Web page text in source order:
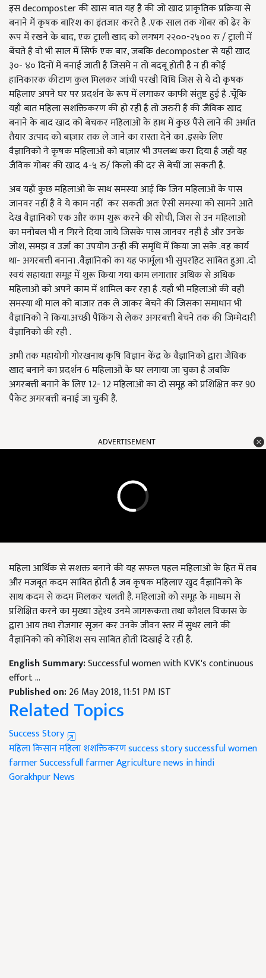
इस decomposter की खास बात यह है की जो खाद प्राकृतिक प्रक्रिया से
बनाने में कृषक बारिश का इंतजार करते है .एक साल तक गोबर को ढेर के
रूप में रखने के बाद, एक ट्राली खाद को लगभग २२००-२५०० रु / ट्राली में
बेंचते है वो भी साल में सिर्फ एक बार, जबकि decomposter से यही खाद
३०- ४० दिनों में बनाई जाती है जिसमे न तो बदबू होती है न ही कोई
हानिकारक कीटाण कुल मिलकर जांची परखी विधि जिस से ये दो कृषक
महिलाए अपने घर पर प्रदर्शन के रूप में लगाकर काफी संतुष्ट हुई है .चूँकि
यहाँ बात महिला सशक्तिकरण की हो रही है तो जरुरी है की जैविक खाद
बनाने के बाद खाद को बेचकर महिलाओ के हाथ में कुछ पैसे लाने की अर्थात
तैयार उत्पाद को बाज़ार तक ले जाने का रास्ता देने का .इसके लिए
वैज्ञानिको ने कृषक महिलाओ को बाज़ार भी उपलब्ध करा दिया है जहाँ यह
जैविक गोबर की खाद 4-५ रु/ किलो की दर से बेचीं जा सकती है.
अब यहाँ कुछ महिलाओ के साथ समस्या आई कि जिन महिलाओ के पास
जानवर नहीं है वे ये काम नहीं कर सकती अतः ऐसी समस्या को सामने आते
देख वैज्ञानिको एक और काम शुरू करने की सोची, जिस से उन महिलाओ
का मनोबल भी न गिरने दिया जाये जिसके पास जानवर नहीं है और उनके
जोश, समझ व उर्जा का उपयोग उन्ही की समृधि में किया जा सके .वह कार्य
था- अगरबत्ती बनाना .वैज्ञानिको का यह फार्मूला भी सुपरहिट साबित हुआ .दो
स्वयं सहायता समूह में शुरू किया गया काम लगातार अधिक से अधिक
महिलाओ को अपने काम में शामिल कर रहा है .यहाँ भी महिलाओ की वही
समस्या थी माल को बाजार तक ले जाकर बेचने की जिसका समाधान भी
वैज्ञानिको ने किया.अच्छी पैकिंग से लेकर अगरबत्ती बेचने तक की जिम्मेदारी
वैज्ञानिको की रही .
अभी तक महायोगी गोरखनाथ कृषि विज्ञान केंद्र के वैज्ञानिको द्वारा जैविक
खाद बनाने का प्रदर्शन 6 महिलाओ के घर लगाया जा चुका है जबकि
अगरबत्ती बनाने के लिए 12- 12 महिलाओ का दो समूह को प्रशिक्षित कर 90
पैकेट अगरबत्ती बनाई जा चुकी है.
ADVERTISEMENT
महिला आर्थिक से सशक्त बनाने की यह सफल पहल महिलाओ के हित में तब
और मजबूत कदम साबित होती है जब कृषक महिलाए खुद वैज्ञानिको के
साथ कदम से कदम मिलकर चलती है. महिलाओ को समूह के माध्यम से
प्रशिक्षित करने का मुख्या उद्देश्य उनमे जागरूकता तथा कौशल विकास के
द्वारा आय तथा रोजगार सृजन कर उनके जीवन स्तर में सुधर लाने की
वैज्ञानिको को कोशिश सच साबित होती दिखाई दे रही है.
English Summary:Successful women with KVK's continuous
effort ...
Published on:26 May 2018, 11:51 PM IST
Related Topics
Success Story
महिला किसानमहिला शशक्तिकरणsuccess storysuccessful women
farmerSuccessfull farmerAgriculture news in hindi
Gorakhpur News